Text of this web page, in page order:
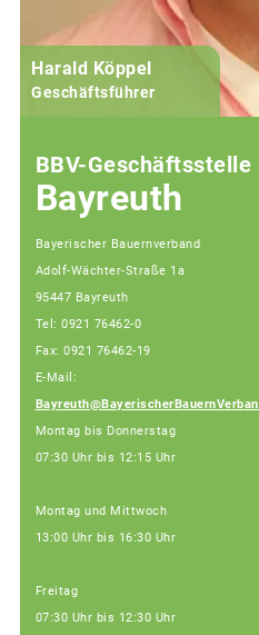
Harald Köppel
Geschäftsführer
BBV-Geschäftsstelle
Bayreuth
Bayerischer Bauernverband
Adolf-Wächter-Straße 1a
95447 Bayreuth
Tel: 0921 76462-0
Fax: 0921 76462-19
E-Mail:
Montag bis Donnerstag
07:30 Uhr bis 12:15 Uhr
Montag und Mittwoch
13:00 Uhr bis 16:30 Uhr
Freitag
07:30 Uhr bis 12:30 Uhr